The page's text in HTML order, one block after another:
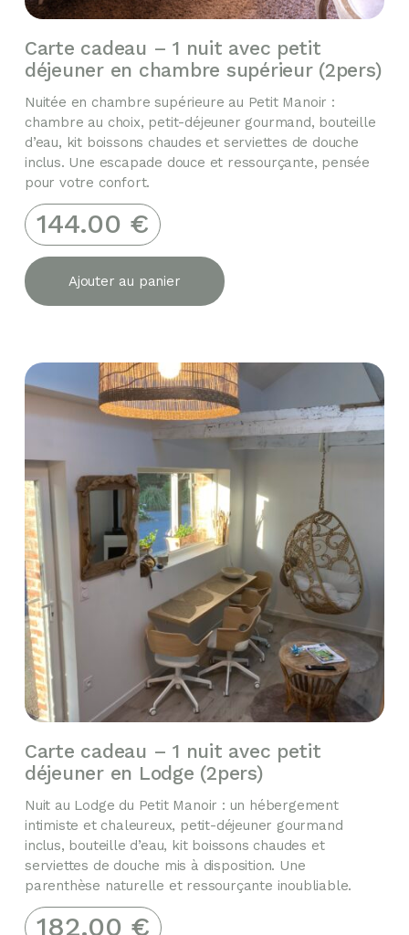
Carte cadeau – 1 nuit avec petit
déjeuner en chambre supérieur (2pers)
Nuitée en chambre supérieure au Petit Manoir :
chambre au choix, petit-déjeuner gourmand, bouteille
d’eau, kit boissons chaudes et serviettes de douche
inclus. Une escapade douce et ressourçante, pensée
pour votre confort.
144.00 €
Ajouter au panier
Carte cadeau – 1 nuit avec petit
déjeuner en Lodge (2pers)
Nuit au Lodge du Petit Manoir : un hébergement
intimiste et chaleureux, petit-déjeuner gourmand
inclus, bouteille d’eau, kit boissons chaudes et
serviettes de douche mis à disposition. Une
parenthèse naturelle et ressourçante inoubliable.
182.00 €